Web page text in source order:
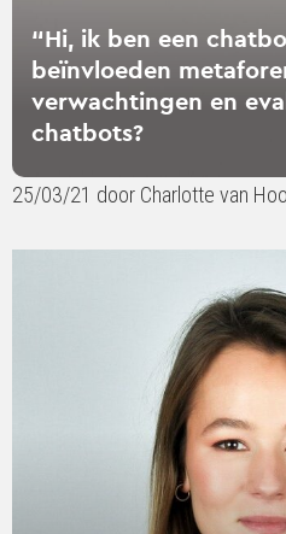
“Hi, ik ben een
beïnvloeden
verwachtingen en
chatbots?
25/03/21 door Charlotte van
verwachtingen
evaluaties
van
chatbots?